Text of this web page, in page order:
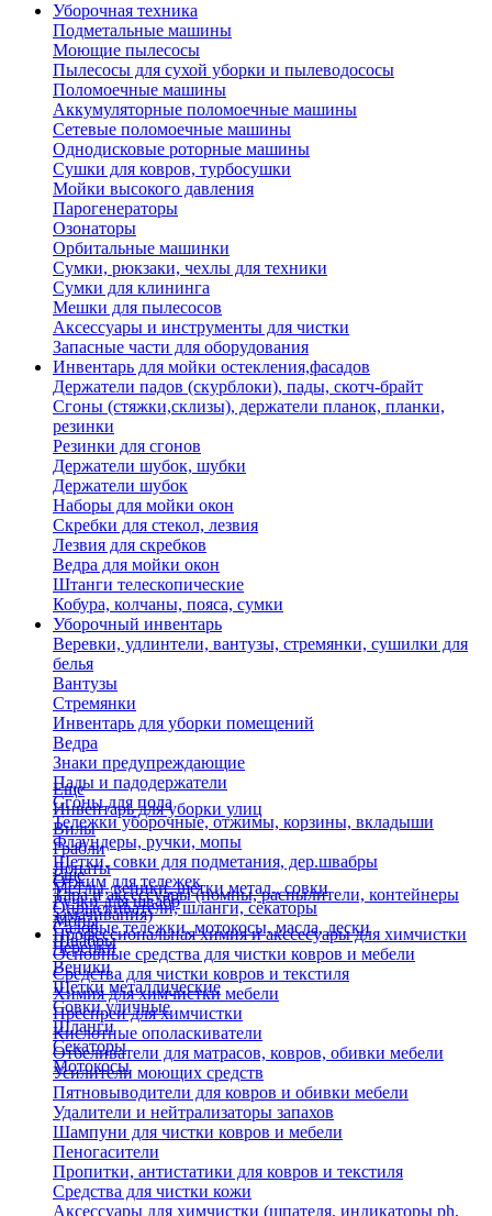
Уборочная техника
Подметальные машины
Моющие пылесосы
Пылесосы для сухой уборки и пылеводососы
Поломоечные машины
Аккумуляторные поломоечные машины
Сетевые поломоечные машины
Однодисковые роторные машины
Сушки для ковров, турбосушки
Мойки высокого давления
Парогенераторы
Озонаторы
Орбитальные машинки
Сумки, рюкзаки, чехлы для техники
Сумки для клининга
Мешки для пылесосов
Аксессуары и инструменты для чистки
Запасные части для оборудования
Инвентарь для мойки остекления,фасадов
Держатели падов (скурблоки), пады, скотч-брайт
Сгоны (стяжки,склизы), держатели планок, планки,
резинки
Резинки для сгонов
Держатели шубок, шубки
Держатели шубок
Наборы для мойки окон
Скребки для стекол, лезвия
Лезвия для скребков
Ведра для мойки окон
Штанги телескопические
Кобура, колчаны, пояса, сумки
Уборочный инвентарь
Веревки, удлинтели, вантузы, стремянки, сушилки для
белья
Вантузы
Стремянки
Инвентарь для уборки помещений
Ведра
Знаки предупреждающие
Пады и падодержатели
Сгоны для пола
Тележки уборочные, отжимы, корзины, вкладыши
Флаундеры, ручки, мопы
Щетки, совки для подметания, дер.швабры
Отжим для тележек
Ручки для швабр
Мопы
Швабры
Еще
Инвентарь для уборки улиц
Вилы
Грабли
Лопаты
Метлы, веники, щетки метал., совки
Опрыскиватели, шланги, секаторы
Садовые тележки, мотокосы, масла, лески
Черенки
Веники
Щетки металлические
Совки уличные
Шланги
Секаторы
Мотокосы
Еще
Тара и аксессуары (помпы, распылители, контейнеры
замачивания)
Профессиональная химия и акссесуары для химчистки
Основные средства для чистки ковров и мебели
Средства для чистки ковров и текстиля
Химия для химчистки мебели
Преспреи для химчистки
Кислотные ополаскиватели
Отбеливатели для матрасов, ковров, обивки мебели
Усилители моющих средств
Пятновыводители для ковров и обивки мебели
Удалители и нейтрализаторы запахов
Шампуни для чистки ковров и мебели
Пеногасители
Пропитки, антистатики для ковров и текстиля
Средства для чистки кожи
Аксессуары для химчистки (шпателя, индикаторы ph,